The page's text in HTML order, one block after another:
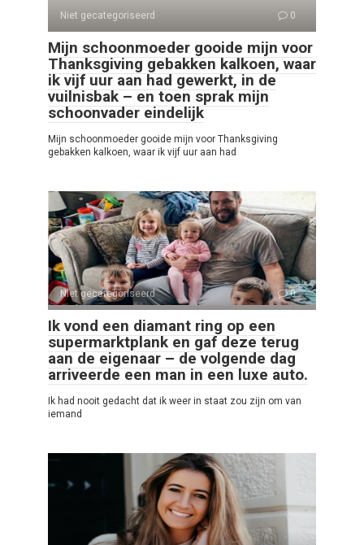
Niet gecategoriseerd 0
Mijn schoonmoeder gooide mijn voor
Thanksgiving gebakken kalkoen, waar
ik vijf uur aan had gewerkt, in de
vuilnisbak – en toen sprak mijn
schoonvader eindelijk
Mijn schoonmoeder gooide mijn voor Thanksgiving
gebakken kalkoen, waar ik vijf uur aan had
Niet gecategoriseerd 0
Ik vond een diamant ring op een
supermarktplank en gaf deze terug
aan de eigenaar – de volgende dag
arriveerde een man in een luxe auto.
Ik had nooit gedacht dat ik weer in staat zou zijn om van
iemand